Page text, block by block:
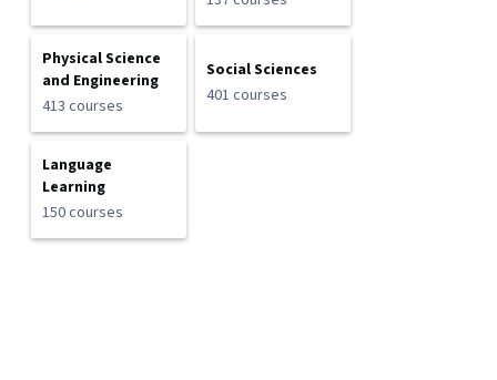
Physical Science
and Engineering
413 courses
Social Sciences
401 courses
Language
Learning
150 courses